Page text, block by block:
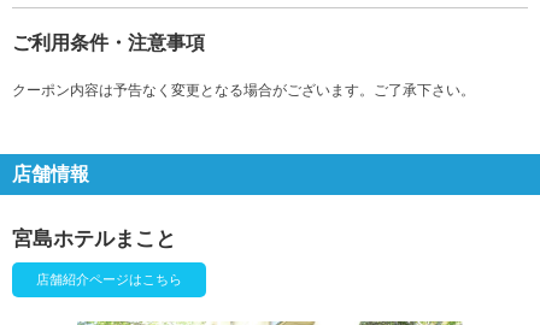
ご利用条件・注意事項
クーポン内容は予告なく変更となる場合がございます。ご了承下さい。
店舗情報
宮島ホテルまこと
店舗紹介ページはこちら